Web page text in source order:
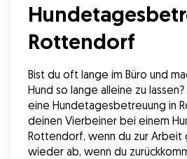
Rottendorf
Bist du oft lange im Büro und
Hund so lange alleine zu
eine Hundetagesbetreuung in
deinen Vierbeiner bei einem
Rottendorf, wenn du zur Arbeit
wieder ab, wenn du